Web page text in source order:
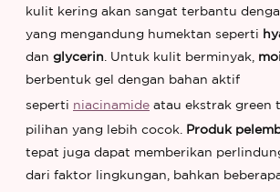
kulit kering akan sangat terbantu
yang mengandung humektan seperti
dan glycerin . Untuk kulit berminyak,
berbentuk gel dengan bahan aktif
seperti niacinamide atau ekstrak green
pilihan yang lebih cocok. Produk
tepat juga dapat memberikan
dari faktor lingkungan, bahkan